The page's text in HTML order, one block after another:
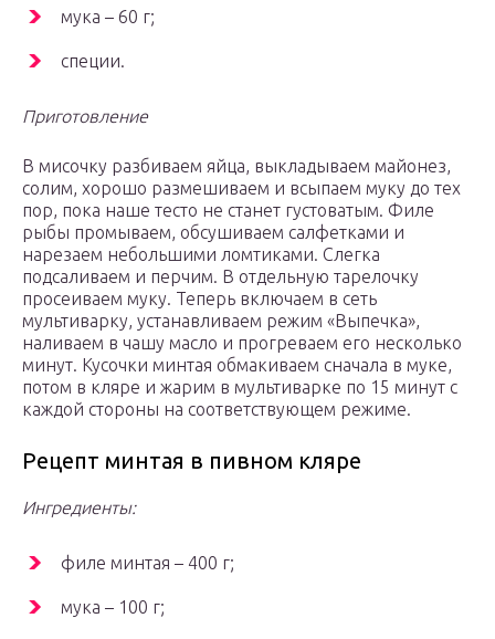
мука – 60 г;
специи.
Приготовление
В мисочку разбиваем яйца, выкладываем майонез,
солим, хорошо размешиваем и всыпаем муку до тех
пор, пока наше тесто не станет густоватым. Филе
рыбы промываем, обсушиваем салфетками и
нарезаем небольшими ломтиками. Слегка
подсаливаем и перчим. В отдельную тарелочку
просеиваем муку. Теперь включаем в сеть
мультиварку, устанавливаем режим «Выпечка»,
наливаем в чашу масло и прогреваем его несколько
минут. Кусочки минтая обмакиваем сначала в муке,
потом в кляре и жарим в мультиварке по 15 минут с
каждой стороны на соответствующем режиме.
Рецепт минтая в пивном кляре
Ингредиенты:
филе минтая – 400 г;
мука – 100 г;